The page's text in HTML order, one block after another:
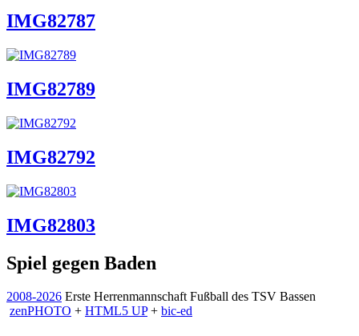
IMG82787
IMG82789
IMG82792
IMG82803
Spiel gegen Baden
2008-2026 Erste Herrenmannschaft Fußball des TSV Bassen
zenPHOTO + HTML5 UP+ bic-ed